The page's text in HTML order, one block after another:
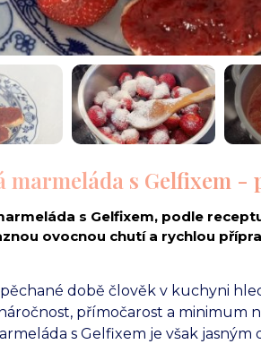
marmeláda s Gelfixem
s Gelfixem, podle
ovocnou chutí a rychlou
době člověk v kuchyni
přímočarost a minimum
s Gelfixem je však